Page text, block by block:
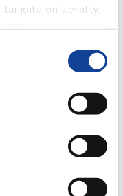
joita on kerätty,
Liettua –
Venäjä 57 64 [10-4]